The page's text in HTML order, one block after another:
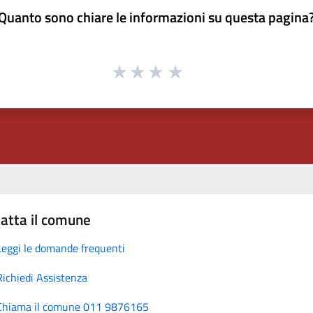
sono chiare le informazioni su questa
il comune
le domande frequenti
Assistenza
il comune 011 9876165